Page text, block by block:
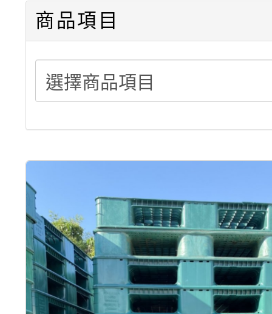
中型料架販售
堆高機販售(全新/中古)
重型架販售可客製化
重型架租賃服務
商品項目